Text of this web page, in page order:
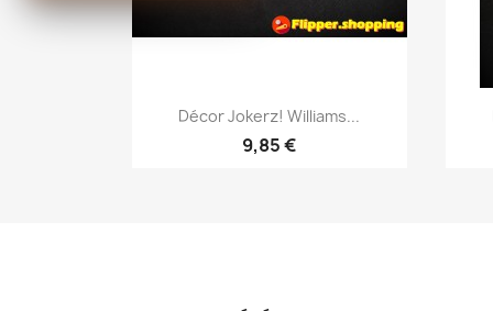
Aperçu rapide
Décor Jokerz! Williams...
9,85 €